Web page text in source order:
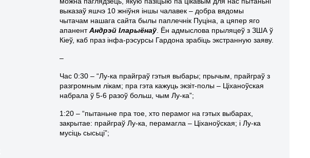
выказаў яшчэ 10 жніўня іншы чалавек – добра вядомы
чытачам нашага сайта былы паплечнік Пуціна, а цяпер яго
апанентАндрэй Іларыёнаў. Ён адмыслова прыляцеў з ЗША ў
Кіеў, каб праз інфа-рэсурсы Гардона зрабіць экстранную заяву.
–
Час 0:30 – “Лу-ка прайграў гэтыя выбары; прычым, прайграў з
разгромным лікам; пра гэта кажуць экзіт-полы – Ціханоўская
набрала ў 5-6 разоў больш, чым Лу-ка”;
1:20 – “пытаньне пра тое, хто перамог на гэтых выбарах,
закрытае: прайграў Лу-ка, перамагла – Ціханоўская; і Лу-ка
мусіць сысьці”;